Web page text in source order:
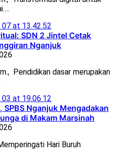
SDN 2 Jintel Cetak
Nganjuk
Pendidikan dasar merupakan
Nganjuk Mengadakan
di Makam Marsinah
Hari Buruh